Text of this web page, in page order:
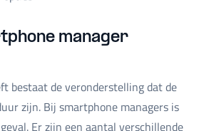
manager
bestaat de veronderstelling dat de
zijn. Bij smartphone managers is
Er zijn een aantal verschillende